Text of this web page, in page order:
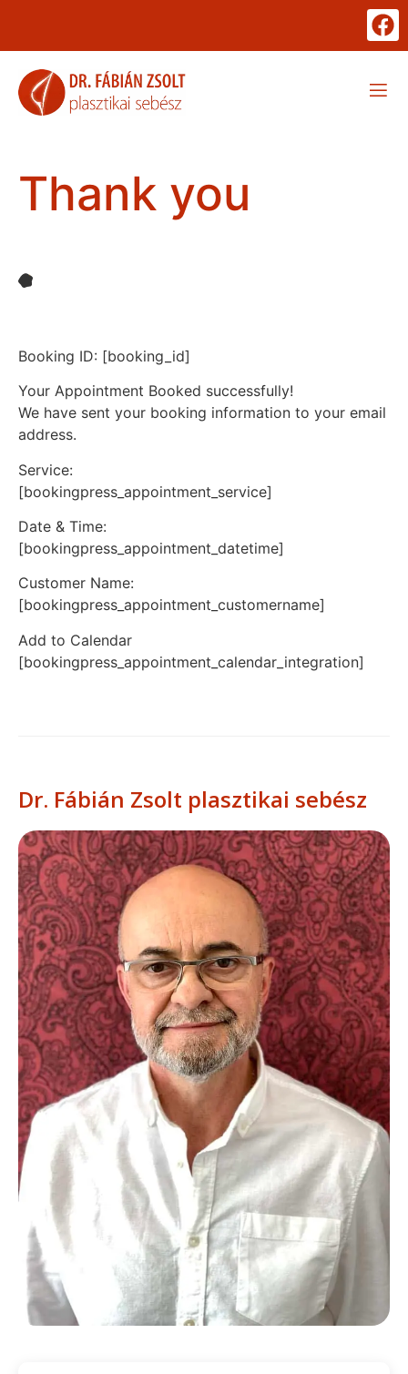
Thank you
Booking ID: [booking_id]
Your Appointment Booked successfully!
We have sent your booking information to your email
address.
Service:
[bookingpress_appointment_service]
Date & Time:
[bookingpress_appointment_datetime]
Customer Name:
[bookingpress_appointment_customername]
Add to Calendar
[bookingpress_appointment_calendar_integration]
Dr. Fábián Zsolt plasztikai sebész